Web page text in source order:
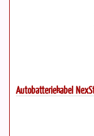
Autobatteriekabel